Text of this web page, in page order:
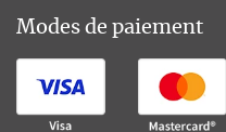
Modes de paiement